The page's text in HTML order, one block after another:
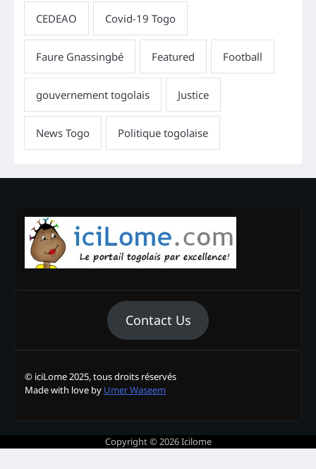
Contact Us
© iciLome 2025, tous droits réservés
Made with love by Umer Waseem
Copyright © 2026Icilome